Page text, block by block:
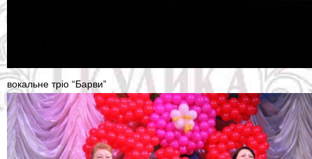
вокальне тріо “Барви”